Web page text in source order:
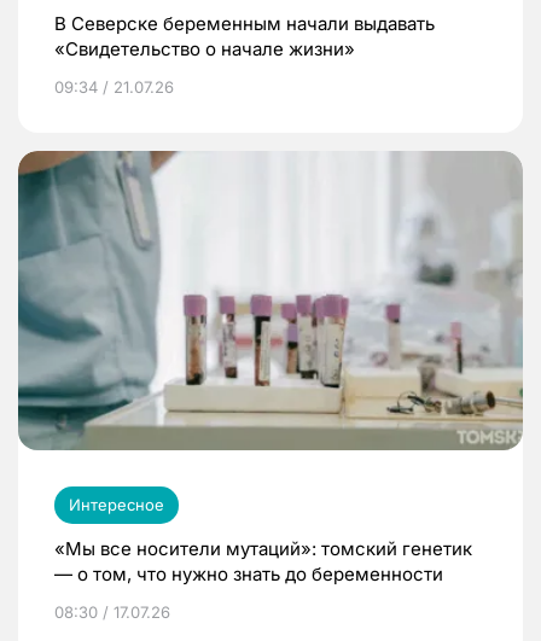
В Северске беременным начали выдавать
«Свидетельство о начале жизни»
09:34 / 21.07.26
Интересное
«Мы все носители мутаций»: томский генетик
— о том, что нужно знать до беременности
08:30 / 17.07.26